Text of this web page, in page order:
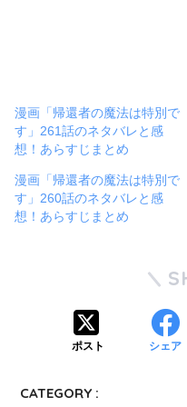
漫画「帰還者の魔法は特別で
す」261話のネタバレと感
想！あらすじまとめ
漫画「帰還者の魔法は特別で
す」260話のネタバレと感
想！あらすじまとめ
ポスト シェア
CATEGORY :